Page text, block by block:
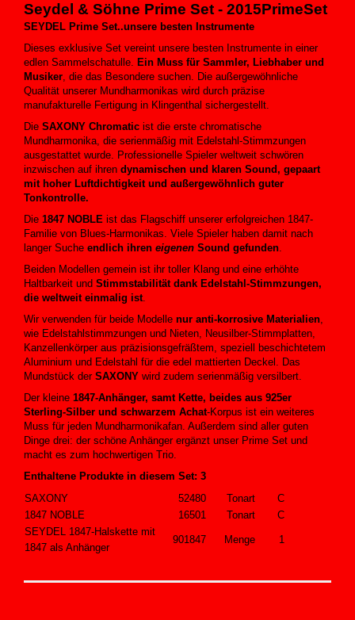
Seydel & Söhne Prime Set - 2015PrimeSet
SEYDEL Prime Set..unsere besten Instrumente
Dieses exklusive Set vereint unsere besten Instrumente in einer
edlen Sammelschatulle. Ein Muss für Sammler, Liebhaber und
Musiker, die das Besondere suchen. Die außergewöhnliche
Qualität unserer Mundharmonikas wird durch präzise
manufakturelle Fertigung in Klingenthal sichergestellt.
Die SAXONY Chromatic ist die erste chromatische
Mundharmonika, die serienmäßig mit Edelstahl-Stimmzungen
ausgestattet wurde. Professionelle Spieler weltweit schwören
inzwischen auf ihren dynamischen und klaren Sound, gepaart
mit hoher Luftdichtigkeit und außergewöhnlich guter
Tonkontrolle.
Die 1847 NOBLE ist das Flagschiff unserer erfolgreichen 1847-
Familie von Blues-Harmonikas. Viele Spieler haben damit nach
langer Suche endlich ihren eigenen Sound gefunden.
Beiden Modellen gemein ist ihr toller Klang und eine erhöhte
Haltbarkeit und Stimmstabilität dank Edelstahl-Stimmzungen,
die weltweit einmalig ist.
Wir verwenden für beide Modelle nur anti-korrosive Materialien,
wie Edelstahlstimmzungen und Nieten, Neusilber-Stimmplatten,
Kanzellenkörper aus präzisionsgefräßtem, speziell beschichtetem
Aluminium und Edelstahl für die edel mattierten Deckel. Das
Mundstück der SAXONY wird zudem serienmäßig versilbert.
Der kleine 1847-Anhänger, samt Kette, beides aus 925er
Sterling-Silber und schwarzem Achat-Korpus ist ein weiteres
Muss für jeden Mundharmonikafan. Außerdem sind aller guten
Dinge drei: der schöne Anhänger ergänzt unser Prime Set und
macht es zum hochwertigen Trio.
Enthaltene Produkte in diesem Set: 3
SAXONY
52480 Tonart
C
1847 NOBLE
16501 Tonart
C
SEYDEL 1847-Halskette mit
1847 als Anhänger
901847 Menge 1